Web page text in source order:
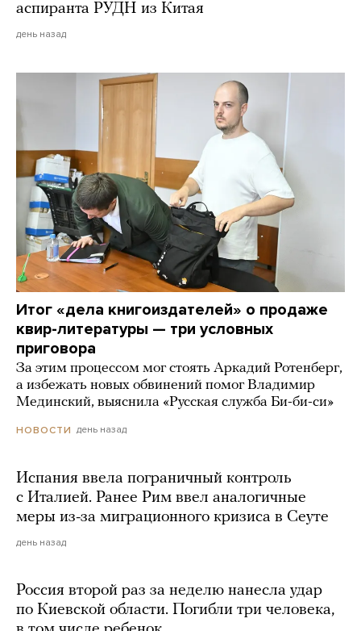
аспиранта РУДН из Китая
день назад
Итог «дела книгоиздателей» о продаже
квир-литературы — три условных
приговора
За этим процессом мог стоять Аркадий Ротенберг,
а избежать новых обвинений помог Владимир
Мединский, выяснила «Русская служба Би-би-си»
НОВОСТИ день назад
Испания ввела пограничный контроль
с Италией. Ранее Рим ввел аналогичные
меры из-за миграционного кризиса в Сеуте
день назад
Россия второй раз за неделю нанесла удар
по Киевской области. Погибли три человека,